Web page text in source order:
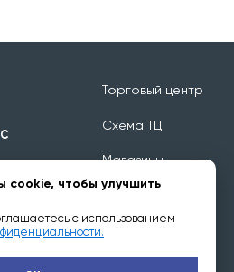
- 20:00
Торговый центр
Схема ТЦ
Магазины
Обратная связь
cookie, чтобы улучшить
с использованием